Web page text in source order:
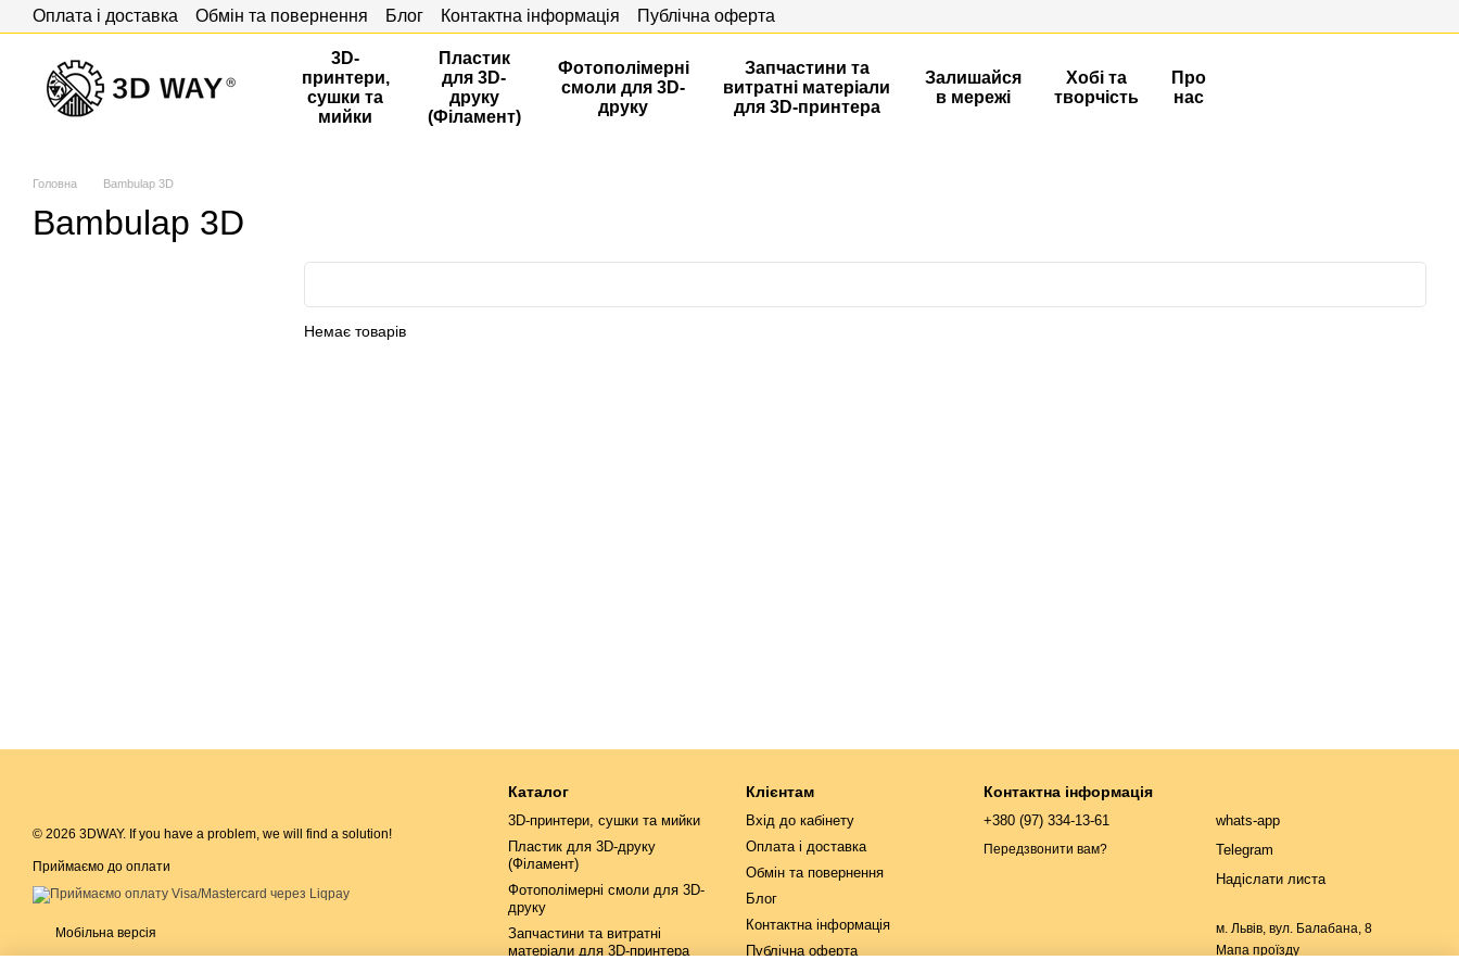
Перейти до основного контенту
Оплата і доставка Обмін та повернення Блог Контактна інформація Публічна оферта
3D-
принтери,
сушки та
мийки
Пластик
для 3D-
друку
(Філамент)
Фотополімерні
смоли для 3D-
друку
Запчастини та
витратні матеріали
для 3D-принтера
Залишайся
в мережі
Хобі та
творчість
Про
нас
Головна Bambulap 3D
Bambulap 3D
Немає товарів
© 2026 3DWAY. If you have a problem, we will find a solution!
Приймаємо до оплати
Мобільна версія
Каталог
3D-принтери, сушки та мийки
Пластик для 3D-друку
(Філамент)
Фотополімерні смоли для 3D-
друку
Запчастини та витратні
матеріали для 3D-принтера
Клієнтам
Вхід до кабінету
Оплата і доставка
Обмін та повернення
Блог
Контактна інформація
Публічна оферта
Контактна інформація
+380 (97) 334-13-61
Передзвонити вам?
whats-app
Telegram
Надіслати листа
м. Львів, вул. Балабана, 8
Мапа проїзду